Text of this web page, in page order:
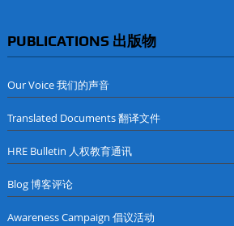
PUBLICATIONS 出版物
Our Voice 我们的声音
Translated Documents 翻译文件
HRE Bulletin 人权教育通讯
Blog 博客评论
Awareness Campaign 倡议活动